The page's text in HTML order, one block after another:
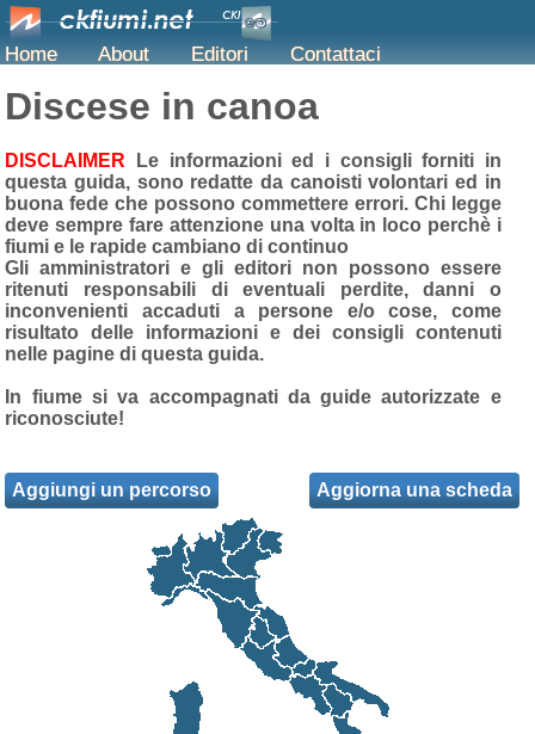
Home About Editori Contattaci
Discese in canoa
DISCLAIMER Le informazioni ed i consigli forniti in
questa guida, sono redatte da canoisti volontari ed in
buona fede che possono commettere errori. Chi legge
deve sempre fare attenzione una volta in loco perchè i
fiumi e le rapide cambiano di continuo
Gli amministratori e gli editori non possono essere
ritenuti responsabili di eventuali perdite, danni o
inconvenienti accaduti a persone e/o cose, come
risultato delle informazioni e dei consigli contenuti
nelle pagine di questa guida.
In fiume si va accompagnati da guide autorizzate e
riconosciute!
Aggiungi un percorso Aggiorna una scheda